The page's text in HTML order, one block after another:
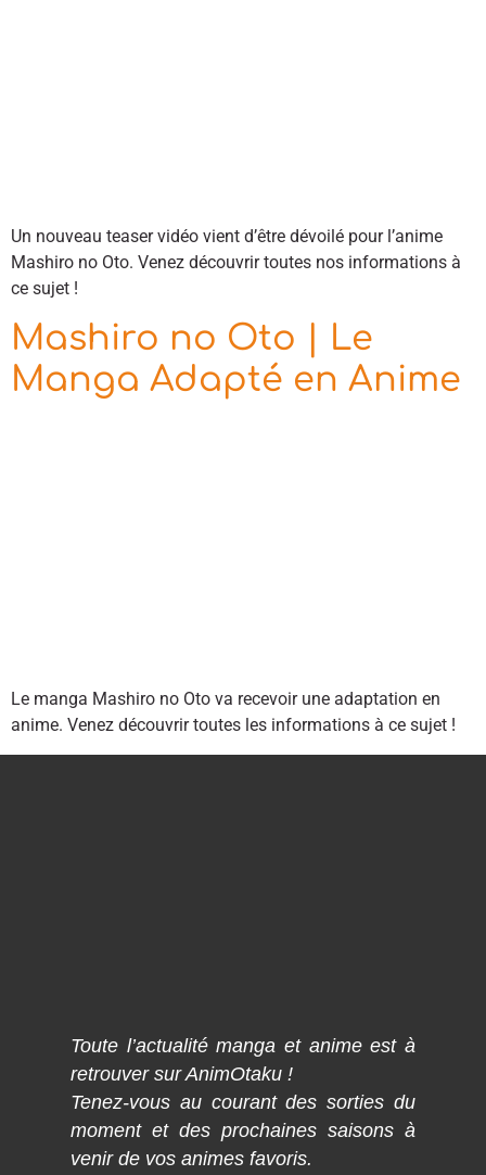
Un nouveau teaser vidéo vient d’être dévoilé pour l’anime
Mashiro no Oto. Venez découvrir toutes nos informations à
ce sujet !
Mashiro no Oto | Le
Manga Adapté en Anime
Le manga Mashiro no Oto va recevoir une adaptation en
anime. Venez découvrir toutes les informations à ce sujet !
Toute l’actualité manga et anime est à
retrouver sur AnimOtaku !
Tenez-vous au courant des sorties du
moment et des prochaines saisons à
venir de vos animes favoris.